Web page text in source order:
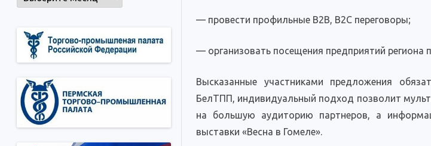
— провести профильные B2B, B2C переговоры;
— организовать посещения предприятий региона
Высказанные участниками предложения
БелТПП, индивидуальный подход позволит
на большую аудиторию партнеров, а
выставки «Весна в Гомеле».